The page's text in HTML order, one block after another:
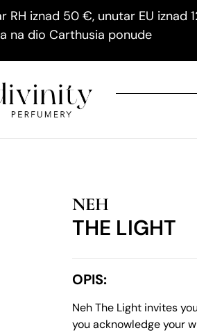
RH iznad 50 €, unutar EU iznad
na dio Carthusia ponude
NEH
THE LIGHT
OPIS:
Neh The Light invites
you acknowledge your